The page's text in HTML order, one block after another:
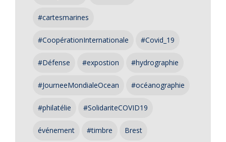
#cartesmarines
#CoopérationInternationale #Covid_19
#Défense #expostion #hydrographie
#JourneeMondialeOcean #océanographie
#philatélie #SolidariteCOVID19
événement #timbre Brest